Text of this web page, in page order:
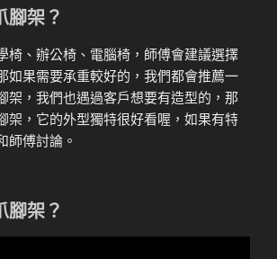
腳架？
椅、辦公椅、電腦椅，師傅會建議選擇
如果需要承重較好的，我們都會推薦一
架，我們也遇過客戶想要有造型的，那
架，它的外型獨特很好看喔，如果有特
師傅討論。
腳架？